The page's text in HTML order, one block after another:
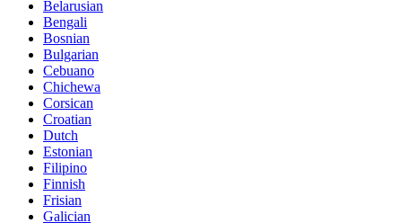
Belarusian
Bengali
Bosnian
Bulgarian
Cebuano
Chichewa
Corsican
Croatian
Dutch
Estonian
Filipino
Finnish
Frisian
Galician